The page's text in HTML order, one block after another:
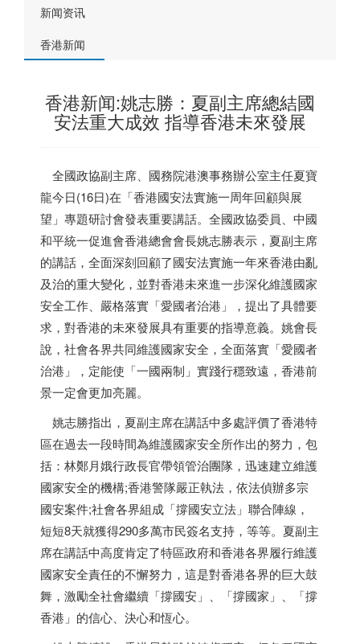
新闻资讯
香港新闻
香港新闻:姚志勝：夏副主席總結國
安法重大成效 指導香港未來發展
全國政協副主席、國務院港澳事務辦公室主任夏寶
龍今日(16日)在「香港國安法實施一周年回顧與展
望」專題研討會發表重要講話。全國政協委員、中國
和平統一促進會香港總會會長姚志勝表示，夏副主席
的講話，全面深刻回顧了國安法實施一年來香港由亂
及治的重大變化，並對香港未來進一步深化維護國家
安全工作、嚴格落實「愛國者治港」，提出了具體要
求，對香港的未來發展具有重要的指導意義。姚會長
說，社會各界共同維護國家安全，全面落實「愛國者
治港」，定能使「一國兩制」實踐行穩致遠， 香港前
景一定會更加亮麗。
姚志勝指出，夏副主席在講話中多處評價了香港特
區在過去一段時間為維護國家安全所作出的努力，包
括：林鄭月娥行政長官帶領管治團隊，迅速建立維護
國家安全的機構;香港警隊嚴正執法，依法偵辦多宗
國安案件;社會各界組成「撐國安立法」聯合陣線，
短短8天就獲得290多萬市民簽名支持，等等。夏副主
席在講話中高度肯定了特區政府和香港各界履行維護
國家安全責任的不懈努力，這是對香港各界的巨大鼓
舞，激勵全社會繼續「撐國安」、「撐國家」、「撐
香港 」的信心、決心和恆心。